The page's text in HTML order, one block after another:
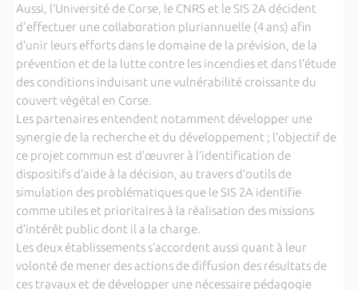
Aussi, l’Université de Corse, le CNRS et le SIS 2A décident
d'effectuer une collaboration pluriannuelle (4 ans) afin
d’unir leurs efforts dans le domaine de la prévision, de la
prévention et de la lutte contre les incendies et dans l’étude
des conditions induisant une vulnérabilité croissante du
couvert végétal en Corse.
Les partenaires entendent notamment développer une
synergie de la recherche et du développement ; l’objectif de
ce projet commun est d’œuvrer à l’identification de
dispositifs d’aide à la décision, au travers d’outils de
simulation des problématiques que le SIS 2A identifie
comme utiles et prioritaires à la réalisation des missions
d’intérêt public dont il a la charge.
Les deux établissements s’accordent aussi quant à leur
volonté de mener des actions de diffusion des résultats de
ces travaux et de développer une nécessaire pédagogie